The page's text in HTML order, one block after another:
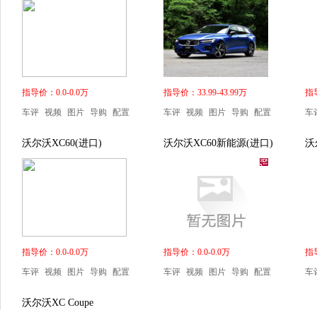
指导价：0.0-0.0万
车评 视频 图片 导购 配置
指导价：33.99-43.99万
车评 视频 图片 导购 配置
指
车
沃尔沃XC60(进口)
指导价：0.0-0.0万
车评 视频 图片 导购 配置
沃尔沃XC60新能源(进口)
指导价：0.0-0.0万
车评 视频 图片 导购 配置
沃
指
车
沃尔沃XC Coupe